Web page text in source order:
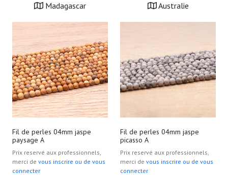
Madagascar Australie
Fil de perles 04mm jaspe
paysage A
Prix reservé aux professionnels,
merci de vous inscrire ou de vous
connecter
Fil de perles 04mm jaspe
picasso A
Prix reservé aux professionnels,
merci de vous inscrire ou de vous
connecter